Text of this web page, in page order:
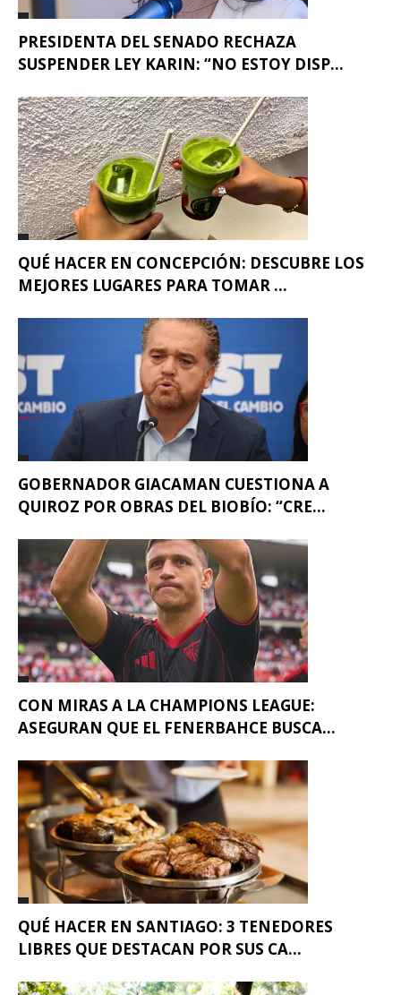
PRESIDENTA DEL SENADO RECHAZA
SUSPENDER LEY KARIN: “NO ESTOY DISP...
QUÉ HACER EN CONCEPCIÓN: DESCUBRE LOS
MEJORES LUGARES PARA TOMAR ...
GOBERNADOR GIACAMAN CUESTIONA A
QUIROZ POR OBRAS DEL BIOBÍO: “CRE...
CON MIRAS A LA CHAMPIONS LEAGUE:
ASEGURAN QUE EL FENERBAHCE BUSCA...
QUÉ HACER EN SANTIAGO: 3 TENEDORES
LIBRES QUE DESTACAN POR SUS CA...